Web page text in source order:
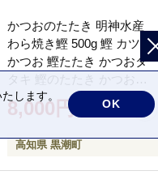
かつおのたたき 明神水産
わら焼き鰹 500g 鰹 カツオ
かつお 鰹たたき かつおタ
タキ 鰹のたたき かつおの
タタキ 藁焼き わら焼き 魚
さかな 海鮮 刺身 お刺身 冷
ご当地 本場 高知 黒潮町 ギ
フト 贈答品 人気 返礼品 ふ
8,000円
高知県 黒潮町
します。
OK